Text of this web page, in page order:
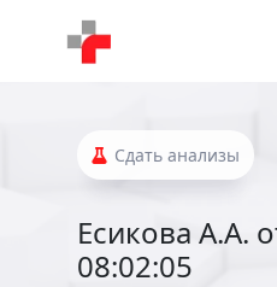
Сдать анализы
Есикова А.А.
08:02:05